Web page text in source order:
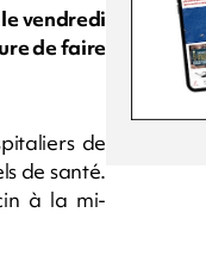
vendredi
de faire
de
de santé.
à la mi-